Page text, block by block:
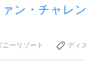
ン・チャレ
ーリゾート ディ